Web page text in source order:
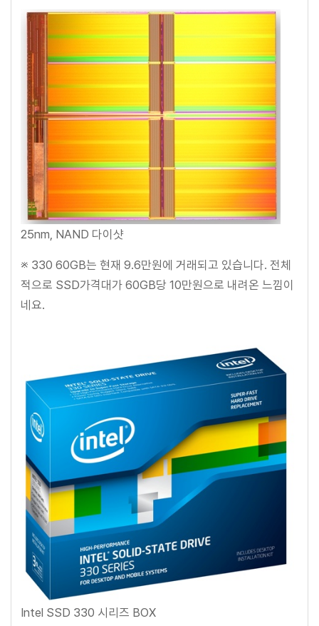
25nm, NAND 다이샷
※ 330 60GB는 현재 9.6만원에 거래되고 있습니다. 전체
적으로 SSD가격대가 60GB당 10만원으로 내려온 느낌이
네요.
Intel SSD 330 시리즈 BOX